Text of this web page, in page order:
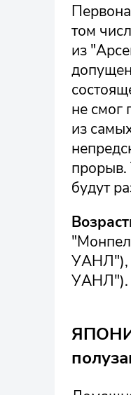
том
из
не смог
из
прорыв.
будут
УАНЛ"),
УАНЛ").